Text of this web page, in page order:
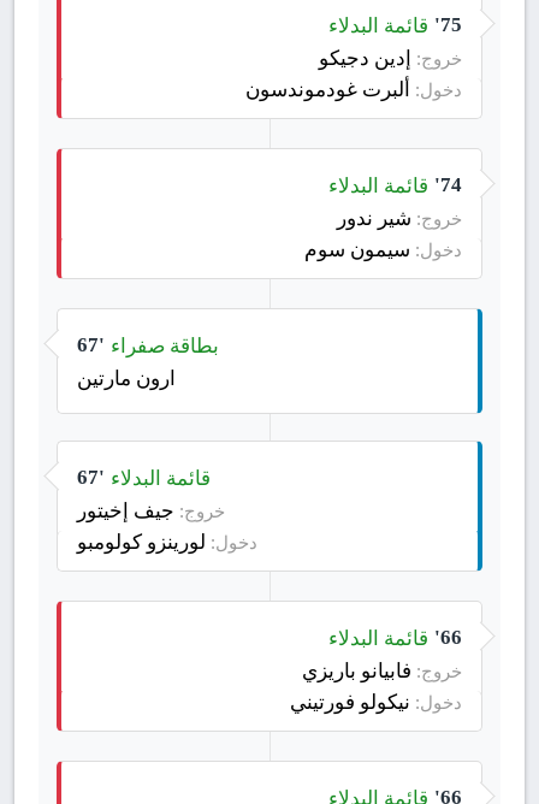
75' قائمة البدلاء
خروج: إدين دجيكو
دخول: ألبرت غودموندسون
74' قائمة البدلاء
خروج: شير ندور
دخول: سيمون سوم
67' بطاقة صفراء
ارون مارتين
67' قائمة البدلاء
خروج: جيف إخيتور
دخول: لورينزو كولومبو
66' قائمة البدلاء
خروج: فابيانو باريزي
دخول: نيكولو فورتيني
66' قائمة البدلاء